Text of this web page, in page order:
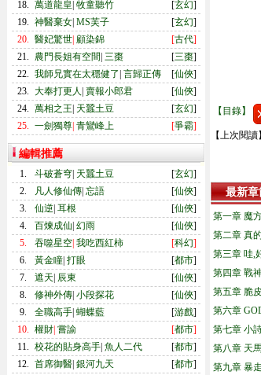
18. 萬道龍皇 牧童聽竹 [玄幻]
19. 神醫棄女 MS芙子 [玄幻]
20. 醫妃驚世 顧染錦 [古代]
21.
農門長姐有空間 三棗 [三棗]
22. 我師兄實在太穩健了 言歸正傳 [仙俠]
23. 大奉打更人 賣報小郎君 [仙俠]
24. 萬相之王 天蠶土豆 [玄幻]
25. 一劍獨尊 青鸞峰上 [爭霸]
編輯推薦
1. 斗破蒼穹 天蠶土豆 [玄幻]
2.
凡人修仙傳 忘語 [仙俠]
3.
仙逆 耳根 [仙俠]
4.
百煉成仙 幻雨 [仙俠]
5.
吞噬星空 我吃西紅柿 [科幻]
6.
黃金瞳 打眼 [都市]
7.
遮天 辰東 [仙俠]
8.
修神外傳 小段探花 [仙俠]
9.
全職高手 蝴蝶藍 [游戲]
10. 權財 嘗諭 [都市]
11. 校花的貼身高手 魚人二代 [都市]
12. 首席御醫 銀河九天 [都市]
【目錄】
【上次閱
最新章
第一章 魔
第二章 真
第三章 哇,
第四章 戰
第五章 脆
第六章
第七章 小
第八章 天
第九章 暴